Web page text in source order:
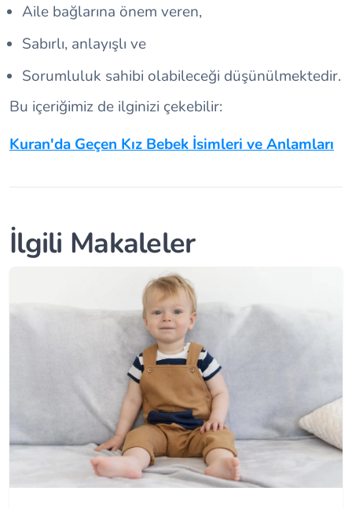
Aile bağlarına önem veren,
Sabırlı, anlayışlı ve
Sorumluluk sahibi olabileceği düşünülmektedir.
Bu içeriğimiz de ilginizi çekebilir:
Kuran'da Geçen Kız Bebek İsimleri ve Anlamları
İlgili Makaleler